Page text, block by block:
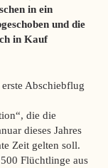
in ein
und die
in Kauf
Abschiebflug
“, die die
dieses Jahres
Zeit gelten soll.
Flüchtlinge aus